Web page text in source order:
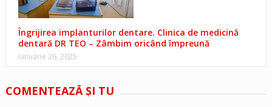
Îngrijirea implanturilor dentare. Clinica de medicină
dentară DR TEO – Zâmbim oricând împreună
ianuarie 26, 2025
COMENTEAZĂ ŞI TU